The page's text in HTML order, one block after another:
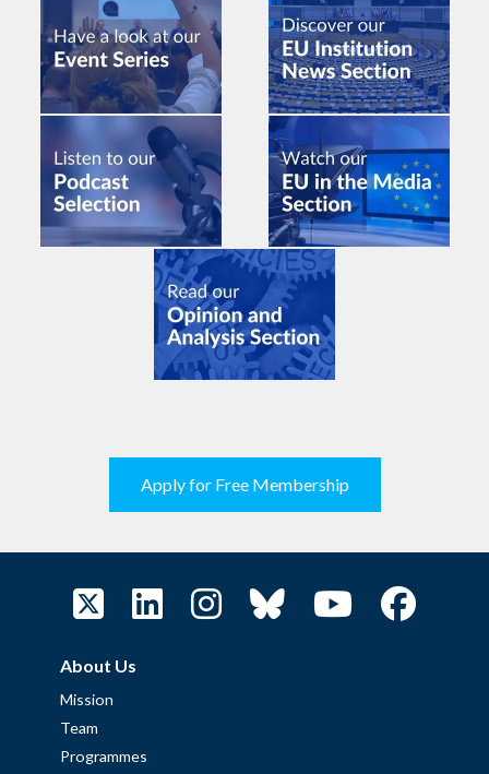
Apply for Free Membership
About Us
Mission
Team
Programmes